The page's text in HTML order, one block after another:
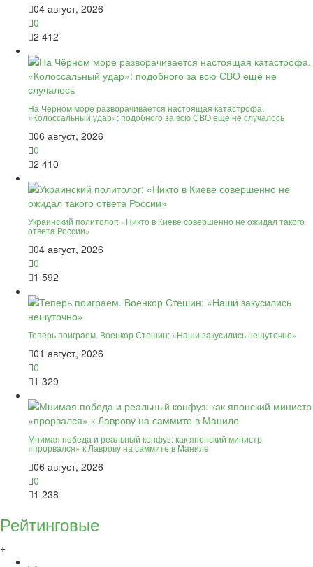
04 август, 2026
0
2 412
На Чёрном море разворачивается настоящая катастрофа.
«Колоссальный удар»: подобного за всю СВО ещё не случалось
06 август, 2026
0
2 410
Украинский политолог: «Никто в Киеве совершенно не ожидал такого
ответа России»
04 август, 2026
0
1 592
Теперь поиграем. Военкор Стешин: «Наши закусились нешуточно»
01 август, 2026
0
1 329
Мнимая победа и реальный конфуз: как японский министр
«прорвался» к Лаврову на саммите в Маниле
06 август, 2026
0
1 238
Рейтинговые
+